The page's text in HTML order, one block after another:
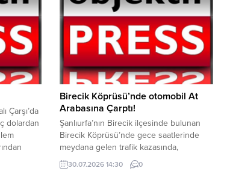
hat yolcu
ise
Diyarbakır, Şanlıurfa, Gaziantep, Mersin,
Aksaray, Sakarya, Samsun, Denizli,
Konya, Manisa, Tekirdağ, Batman, Bingöl,
Hatay, Çorum, Kahramanmaraş, Rize,
Aydın, Balıkesir, Malatya, Muğla,...
Çarşı’da
dolardan
Altın
seyirle
Birecik Köprüsü’nde otomobil At
Arabasına Çarptı!
Şanlıurfa’nın Birecik ilçesinde bulunan
Birecik Köprüsü’nde gece saatlerinde
meydana gelen trafik kazasında,
otomobilin arkadan çarptığı at arabasında
bulunan at telef oldu. Edinilen bilgilere
30.07.2026 14:30 0